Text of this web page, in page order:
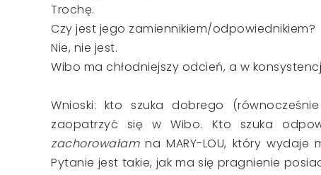
Trochę.
Czy jest jego zamiennikiem/odpowiednikiem?
Nie, nie jest.
Wibo ma chłodniejszy odcień, a w
Wnioski: kto szuka dobrego
zaopatrzyć się w Wibo. Kto szuka
zachorowałamna MARY-LOU, który wydaje
Pytanie jest takie, jak ma się pragnienie